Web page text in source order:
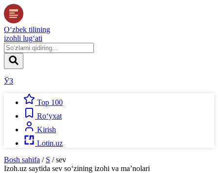
O‘zbek tilining
izohli lug‘ati
ЎЗ
Top 100
Ro‘yxat
Kirish
Lotin.uz
Bosh sahifa / S / sev
Izoh.uz saytida sev so‘zining izohi va ma’nolari